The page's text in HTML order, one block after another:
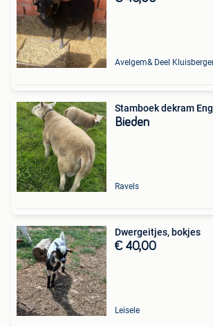
Avelgem& Deel
Stamboek dekram
Bieden
Ravels
Dwergeitjes, bokjes
€ 40,00
Leisele